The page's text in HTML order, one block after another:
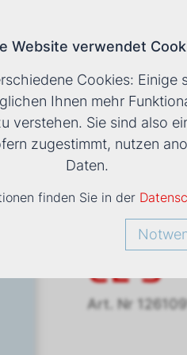
ESTRO CL
CL 5
Art. Nr 1261091
Website verwendet
Cookies:
Ihnen mehr
verstehen. Sie sind also
zugestimmt, nutzen
Daten.
finden Sie in der